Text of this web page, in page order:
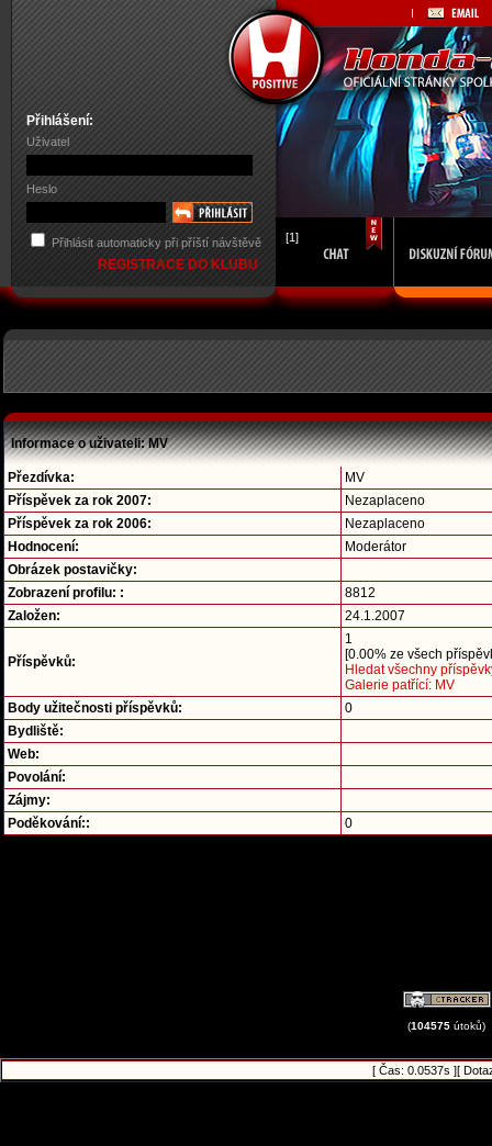
Přihlášení:
Uživatel
Heslo
Přihlásit automaticky při příští návštěvě
REGISTRACE DO KLUBU
[1]
Informace o uživateli: MV
Přezdívka:
MV
Příspěvek za rok 2007:
Nezaplaceno
Příspěvek za rok 2006:
Nezaplaceno
Hodnocení:
Moderátor
Obrázek postavičky:
Zobrazení profilu: :
8812
Založen:
24.1.2007
Příspěvků:
1
[0.00% ze všech
Hledat všechny
Galerie patřící: MV
Body užitečnosti příspěvků:
0
Bydliště:
Web:
Povolání:
Zájmy:
Poděkování::
0
(104575 útoků)
[ Čas: 0.0537s ][